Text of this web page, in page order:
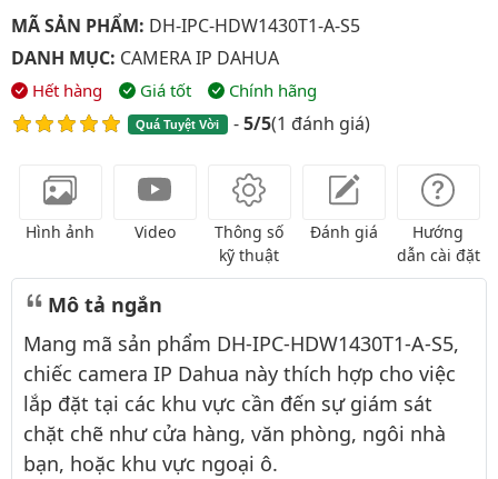
MÃ SẢN PHẨM: DH-IPC-HDW1430T1-A-S5
DANH MỤC: CAMERA IP DAHUA
Hết hàng Giá tốt Chính hãng
Quá Tuyệt Vời -5/5(1 đánh giá)
Hình ảnh Video
Thông số
kỹ thuật
Đánh giá
Hướng
dẫn cài đặt
Mô tả ngắn
Mang mã sản phẩm DH-IPC-HDW1430T1-A-S5,
chiếc camera IP Dahua này thích hợp cho việc
lắp đặt tại các khu vực cần đến sự giám sát
chặt chẽ như cửa hàng, văn phòng, ngôi nhà
bạn, hoặc khu vực ngoại ô.